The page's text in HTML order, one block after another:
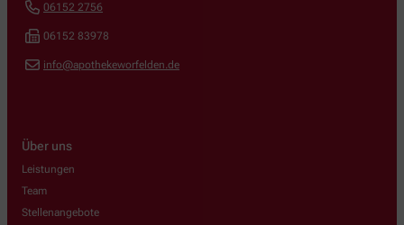
06152 2756
06152 83978
info@apothekeworfelden.de
Über uns
Leistungen
Team
Stellenangebote